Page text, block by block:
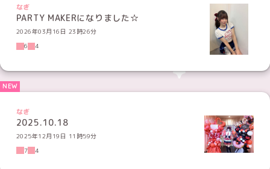
なぎ
PARTY MAKERになりました☆
2026年03月16日 23時26分
6
4
なぎ
2025.10.18
2025年12月19日 11時59分
7
4